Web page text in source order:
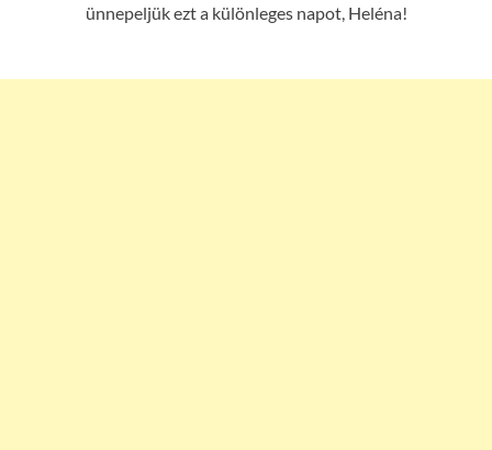
ünnepeljük ezt a különleges napot, Heléna!